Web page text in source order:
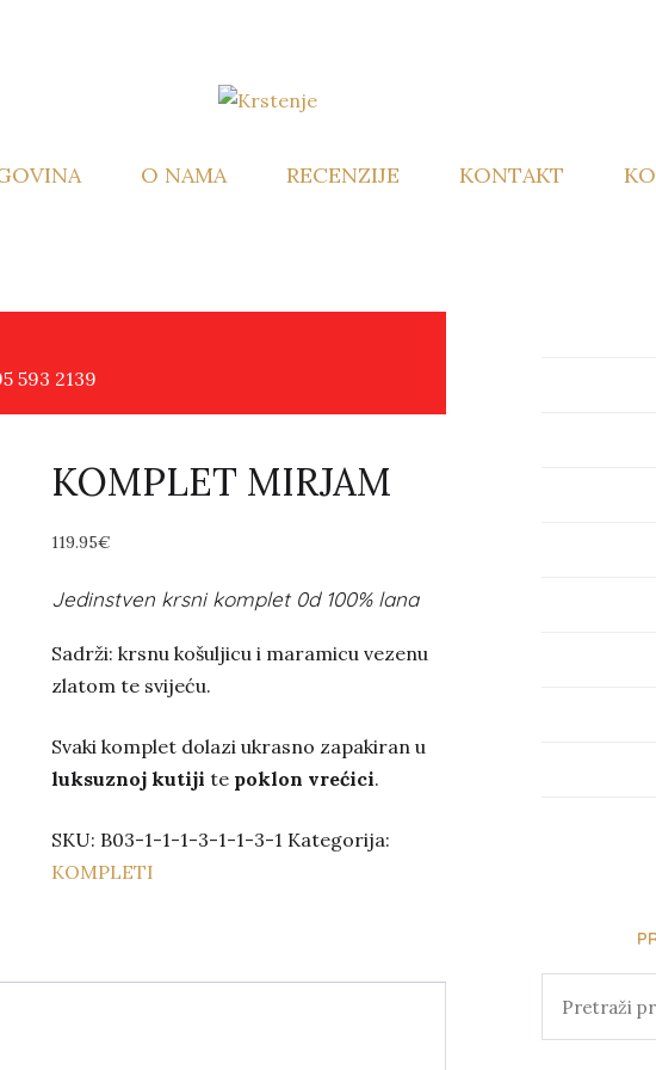
O NAMA RECENZIJE KONTAKT
593 2139
KOMPLET MIRJAM
119.95€
Jedinstven krsni komplet 0d 100% lana
Sadrži: krsnu košuljicu i maramicu vezenu
zlatom te svijeću.
Svaki komplet dolazi ukrasno zapakiran u
luksuznoj kutiji te poklon vrećici.
SKU: B03-1-1-1-3-1-1-3-1 Kategorija:
KOMPLETI